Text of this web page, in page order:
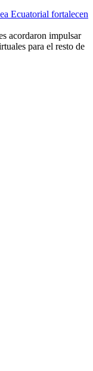
Ecuatorial fortalecen
acordaron impulsar
para el resto de